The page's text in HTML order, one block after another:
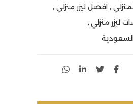
, افضل ليزر منزلي ,
ليزر منزلي ,